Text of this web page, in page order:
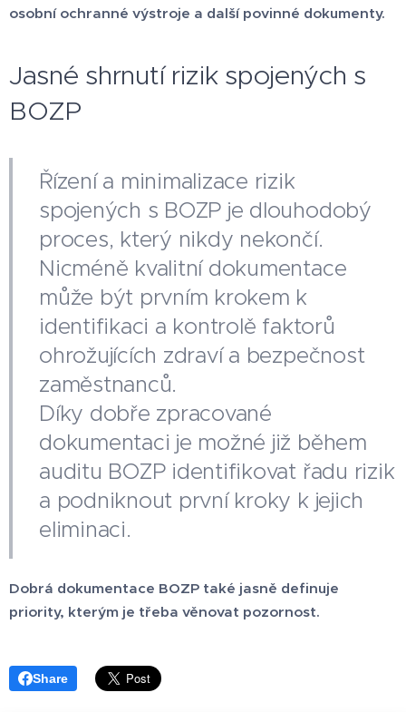
osobní ochranné výstroje a další povinné dokumenty.
Jasné shrnutí rizik spojených s
BOZP
Řízení a minimalizace rizik
spojených s BOZP je dlouhodobý
proces, který nikdy nekončí.
Nicméně kvalitní dokumentace
může být prvním krokem k
identifikaci a kontrolě faktorů
ohrožujících zdraví a bezpečnost
zaměstnanců.
Díky dobře zpracované
dokumentaci je možné již během
auditu BOZP identifikovat řadu rizik
a podniknout první kroky k jejich
eliminaci.
Dobrá dokumentace BOZP také jasně definuje
priority, kterým je třeba věnovat pozornost.
Share